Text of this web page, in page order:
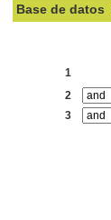
Base de datos
1
2
3